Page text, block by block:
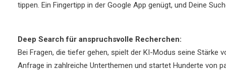
tippen. Ein Fingertipp in der Google App genügt, und Deine
Deep Search für anspruchsvolle Recherchen:
Bei Fragen, die tiefer gehen, spielt der KI-Modus seine Stärke
Anfrage in zahlreiche Unterthemen und startet Hunderte von